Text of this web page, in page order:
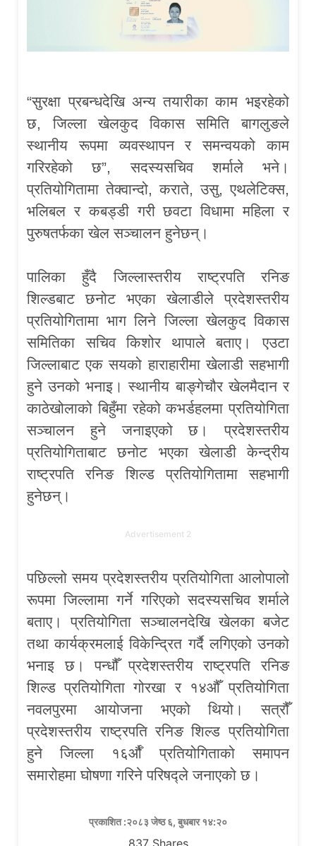
“सुरक्षा प्रबन्धदेखि अन्य तयारीका काम भइरहेको
छ, जिल्ला खेलकुद विकास समिति बागलुङले
स्थानीय रूपमा व्यवस्थापन र समन्वयको काम
गरिरहेको छ”, सदस्यसचिव शर्माले भने।
प्रतियोगितामा तेक्वान्दो, कराते, उसु, एथलेटिक्स,
भलिबल र कबड्डी गरी छवटा विधामा महिला र
पुरुषतर्फका खेल सञ्चालन हुनेछन्।
पालिका हुँदै जिल्लास्तरीय राष्ट्रपति रनिङ
शिल्डबाट छनोट भएका खेलाडीले प्रदेशस्तरीय
प्रतियोगितामा भाग लिने जिल्ला खेलकुद विकास
समितिका सचिव किशोर थापाले बताए। एउटा
जिल्लाबाट एक सयको हाराहारीमा खेलाडी सहभागी
हुने उनको भनाइ। स्थानीय बाङ्गेचौर खेलमैदान र
काठेखोलाको बिहुँमा रहेको कभर्डहलमा प्रतियोगिता
सञ्चालन हुने जनाइएको छ। प्रदेशस्तरीय
प्रतियोगिताबाट छनोट भएका खेलाडी केन्द्रीय
राष्ट्रपति रनिङ शिल्ड प्रतियोगितामा सहभागी
हुनेछन्।
Advertisement 2
पछिल्लो समय प्रदेशस्तरीय प्रतियोगिता आलोपालो
रूपमा जिल्लामा गर्ने गरिएको सदस्यसचिव शर्माले
बताए। प्रतियोगिता सञ्चालनदेखि खेलका बजेट
तथा कार्यक्रमलाई विकेन्द्रित गर्दै लगिएको उनको
भनाइ छ। पन्धौँ प्रदेशस्तरीय राष्ट्रपति रनिङ
शिल्ड प्रतियोगिता गोरखा र १४औँ प्रतियोगिता
नवलपुरमा आयोजना भएको थियो। सत्रौँ
प्रदेशस्तरीय राष्ट्रपति रनिङ शिल्ड प्रतियोगिता
हुने जिल्ला १६र्औँ प्रतियोगिताको समापन
समारोहमा घोषणा गरिने परिषद्ले जनाएको छ।
प्रकाशित :२०८३ जेष्ठ ६, बुधबार १४:२०